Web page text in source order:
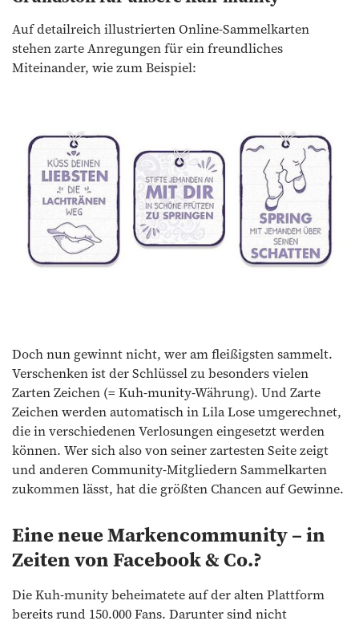
Auf detailreich illustrierten Online-Sammelkarten
stehen zarte Anregungen für ein freundliches
Miteinander, wie zum Beispiel:
Doch nun gewinnt nicht, wer am fleißigsten sammelt.
Verschenken ist der Schlüssel zu besonders vielen
Zarten Zeichen (= Kuh-munity-Währung). Und Zarte
Zeichen werden automatisch in Lila Lose umgerechnet,
die in verschiedenen Verlosungen eingesetzt werden
können. Wer sich also von seiner zartesten Seite zeigt
und anderen Community-Mitgliedern Sammelkarten
zukommen lässt, hat die größten Chancen auf Gewinne.
Eine neue Markencommunity – in
Zeiten von Facebook & Co.?
Die Kuh-munity beheimatete auf der alten Plattform
bereits rund 150.000 Fans. Darunter sind nicht